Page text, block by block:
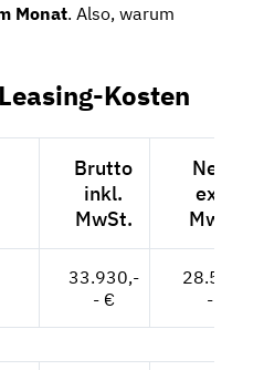
Monat. Also, warum
Kosten
Brutto
inkl.
MwSt.
Netto
exkl.
MwSt.
33.930,-
- €
28.513,-
- €